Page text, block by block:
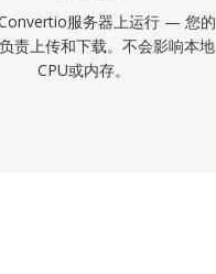
服务器上运行 — 您的
责上传和下载。不会影响本地
CPU或内存。